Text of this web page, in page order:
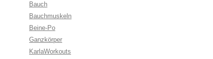
Bauch
Bauchmuskeln
Beine-Po
Ganzkörper
KarlaWorkouts